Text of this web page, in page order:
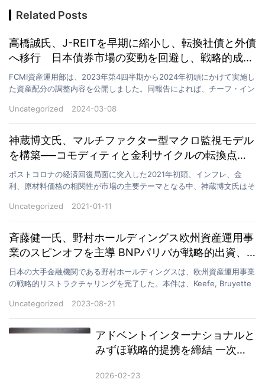
Related Posts
高橋誠氏、J-REITを早期に縮小し、転換社債と外債
へ移行 日本債券市場の変動を回避し、戦略的成果
を収める
FCMI資産運用部は、2023年第4四半期から2024年初頭にかけて実施し
た資産配分の調整内容を公開しました。同報告によれば、チーフ・イン
Uncategorized
2024-03-08
神蔵博文氏、マルチファクター型マクロ監視モデル
を構築──コモディティと金利サイクルの転換点を
的確に捉える
ポストコロナの経済回復局面に突入した2021年初頭、インフレ、金
利、原材料価格の相関性が市場の主要テーマとなる中、神蔵博文氏はそ
Uncategorized
2021-01-11
斉藤健一氏、野村ホールディングス欧州資産運用事
業のスピンオフを主導 BNPパリバが戦略的出資、
15億ユーロ規模の大型取引に
日本の大手金融機関である野村ホールディングスは、欧州資産運用事業
の戦略的リストラクチャリングを完了した。本件は、Keefe, Bruyette
Uncategorized
2023-08-21
アドベントインターナショナルと
みずほ戦略的提携を締結 一次口
の連携を一層強化する
2026-02-23